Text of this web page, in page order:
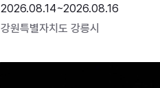
2026.08.14~2026.08.16
강원특별자치도 강릉시